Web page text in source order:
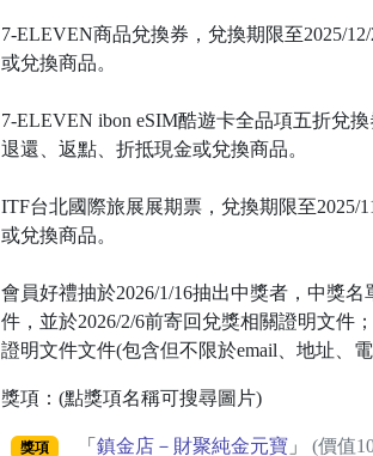
7-ELEVEN商品兌換券，兌換期限至2025/
或兌換商品。
7-ELEVEN ibon eSIM酷遊卡全品項五折兌
退還、返點、折抵現金或兌換商品。
ITF台北國際旅展展期票，兌換期限至2025/
或兌換商品。
會員好禮抽於2026/1/16抽出中獎者，中獎
件，並於2026/2/6前寄回兌獎相關證明文件
證明文件文件(包含但不限於email、地址、
獎項：(點獎項名稱可搜尋圖片)
獎項 「 鎮金店－財聚純金元寶」 (價值